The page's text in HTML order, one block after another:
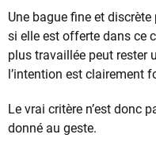
Une bague fine et
si elle est offerte dans ce
plus travaillée peut rester
l’intention est clairement
Le vrai critère n’est donc
donné au geste.